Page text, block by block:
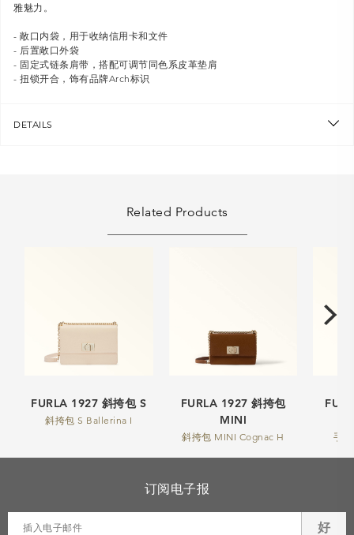
雅魅力。
- 敞口内袋，用于收纳信用卡和文件
- 后置敞口外袋
- 固定式链条肩带，搭配可调节同色系皮革垫肩
- 扭锁开合，饰有品牌Arch标识
DETAILS
Related Products
FURLA 1927 斜挎包 S
斜挎包 S Ballerina I
FURLA 1927 斜挎包
MINI
斜挎包 MINI Cognac H 手
订阅电子报
好